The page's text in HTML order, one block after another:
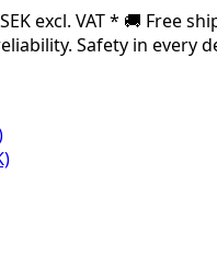
excl. VAT * 🚚 Free
Safety in every